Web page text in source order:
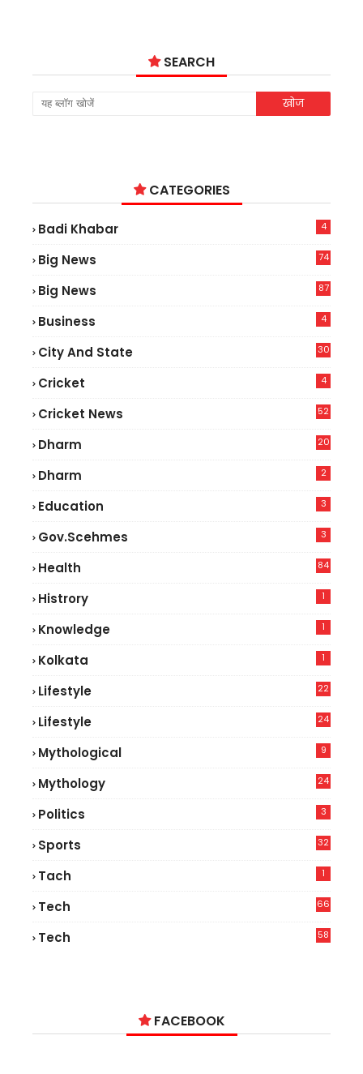
SEARCH
CATEGORIES
Badi Khabar 4
Big News
74
Big News
87
Business 4
City And State 30
Cricket 4
Cricket News
52
Dharm 20
Dharm 2
Education 3
Gov.scehmes 3
Health
84
Histrory 1
Knowledge 1
Kolkata 1
Lifestyle
22
Lifestyle
24
Mythological 9
Mythology 24
Politics 3
Sports 32
Tach 1
Tech
66
Tech
58
FACEBOOK